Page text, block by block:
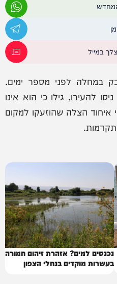
במייל
במחלה לפני מספר ימים.
להעירו, גילו כי הוא אינו
איחוד הצלה שהוזעקו למקום
נכנסים למים? אזהרת זיהום חמורה
בעשרות מוקדים בנחלי הצפון